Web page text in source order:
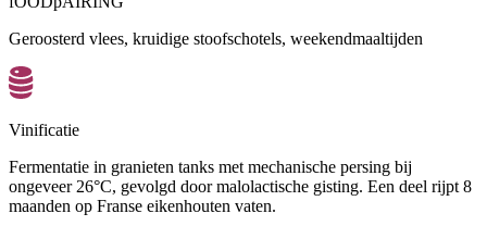
Geroosterd vlees, kruidige stoofschotels, weekendmaaltijden
Vinificatie
Fermentatie in granieten tanks met mechanische persing bij
ongeveer 26°C, gevolgd door malolactische gisting. Een deel rijpt 8
maanden op Franse eikenhouten vaten.